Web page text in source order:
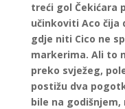
treći gol Čekićara
učinkoviti Aco čija
gdje niti Cico ne
markerima. Ali to
preko svježeg,
postižu dva
bile na